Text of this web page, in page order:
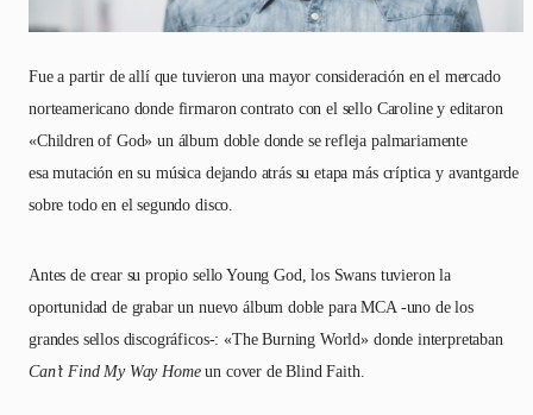
Fue a partir de allí que tuvieron una mayor consideración en el mercado
norteamericano donde firmaron contrato con el sello Caroline y editaron
«Children of God» un álbum doble donde se refleja palmariamente
esa mutación en su música dejando atrás su etapa más críptica y avantgarde
sobre todo en el segundo disco.
Antes de crear su propio sello Young God, los Swans tuvieron la
oportunidad de grabar un nuevo álbum doble para MCA -uno de los
grandes sellos discográficos-: «The Burning World» donde interpretaban
Can’t Find My Way Homeun cover de Blind Faith.